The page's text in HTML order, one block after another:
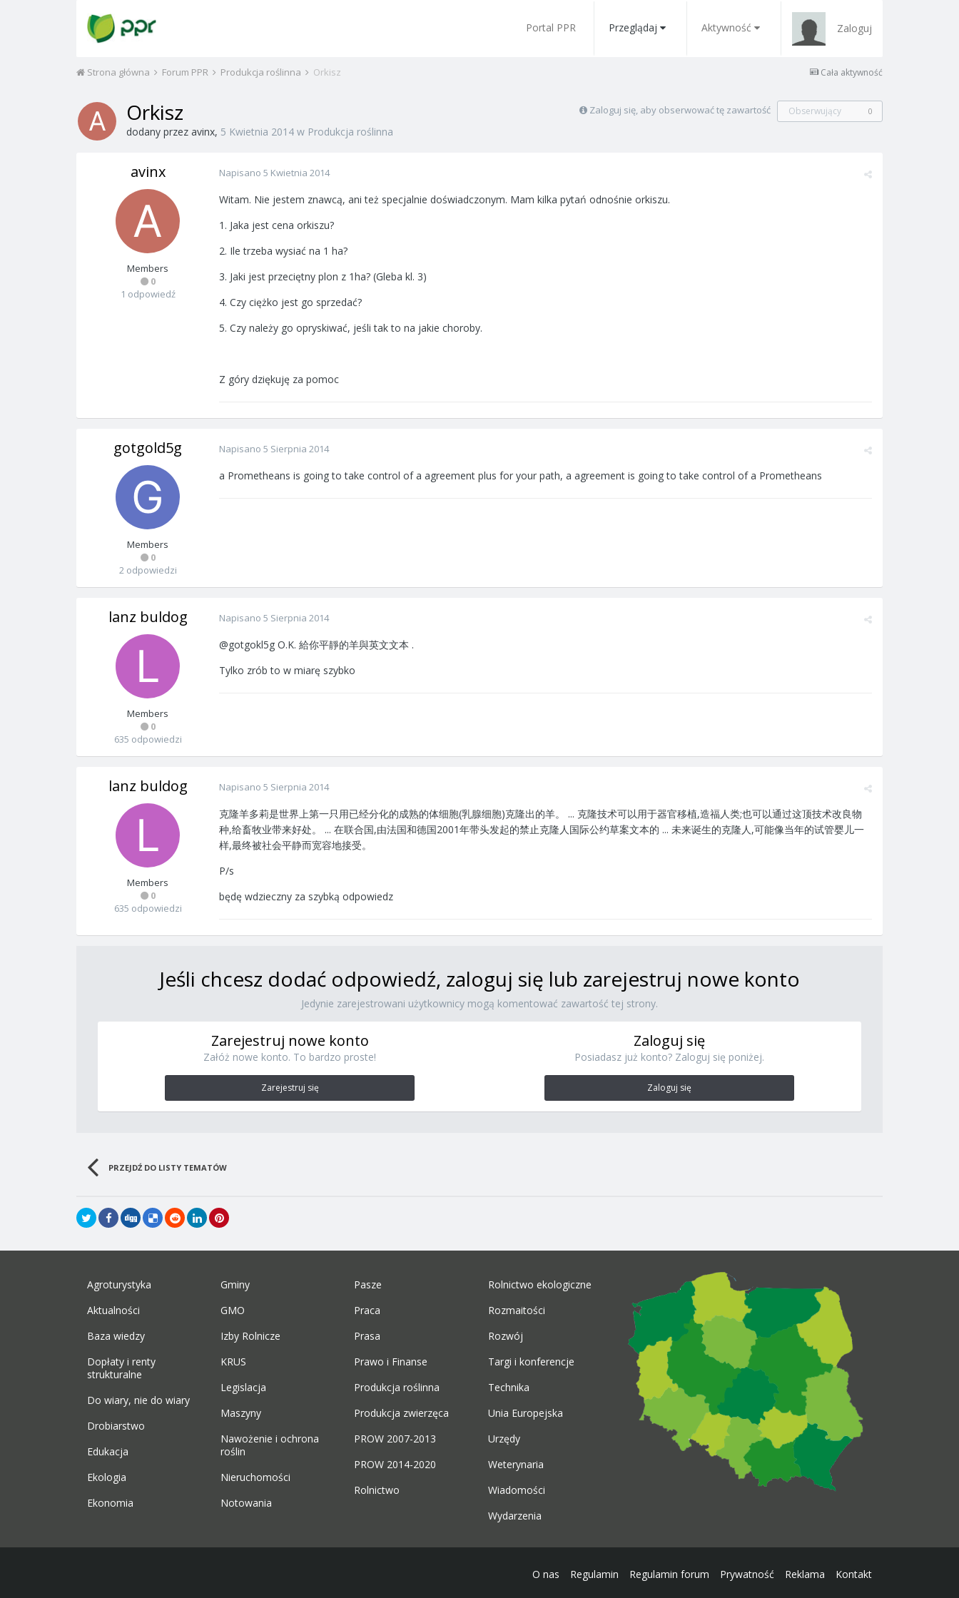
Portal PPR Przeglądaj Aktywność Zaloguj
Cała aktywność
Strona główna Forum PPR Produkcja roślinna Orkisz
Zaloguj się, aby obserwować tę zawartość Obserwujący 0
Orkisz
dodany przez avinx, 5 Kwietnia 2014 w Produkcja roślinna
avinx
Members
0
1 odpowiedź
Napisano 5 Kwietnia 2014
Witam. Nie jestem znawcą, ani też specjalnie doświadczonym. Mam kilka pytań odnośnie orkiszu.
1. Jaka jest cena orkiszu?
2. Ile trzeba wysiać na 1 ha?
3. Jaki jest przeciętny plon z 1ha? (Gleba kl. 3)
4. Czy ciężko jest go sprzedać?
5. Czy należy go opryskiwać, jeśli tak to na jakie choroby.
Z góry dziękuję za pomoc
gotgold5g
Members
0
2 odpowiedzi
Napisano 5 Sierpnia 2014
a Prometheans is going to take control of a agreement plus for your path, a agreement is going to take control of a Prometheans
lanz buldog
Members
0
635 odpowiedzi
Napisano 5 Sierpnia 2014
@gotgokl5g O.K. 給你平靜的羊與英文文本 .
Tylko zrób to w miarę szybko
lanz buldog
Members
0
635 odpowiedzi
Napisano 5 Sierpnia 2014
克隆羊多莉是世界上第一只用已经分化的成熟的体细胞(乳腺细胞)克隆出的羊。 ... 克隆技术可以用于器官移植,造福人类;也可以通过这顶技术改良物
种,给畜牧业带来好处。 ... 在联合国,由法国和德国2001年带头发起的禁止克隆人国际公约草案文本的 ... 未来诞生的克隆人,可能像当年的试管婴儿一
样,最终被社会平静而宽容地接受。
P/s
będę wdzieczny za szybką odpowiedz
Jeśli chcesz dodać odpowiedź, zaloguj się lub zarejestruj nowe konto
Jedynie zarejestrowani użytkownicy mogą komentować zawartość tej strony.
Zarejestruj nowe konto
Załóż nowe konto. To bardzo proste!
Zarejestruj się
Zaloguj się
Posiadasz już konto? Zaloguj się poniżej.
Zaloguj się
PRZEJDŹ DO LISTY TEMATÓW
Agroturystyka
Aktualności
Baza wiedzy
Dopłaty i renty
strukturalne
Do wiary, nie do wiary
Drobiarstwo
Edukacja
Ekologia
Ekonomia
Gminy
GMO
Izby Rolnicze
KRUS
Legislacja
Maszyny
Nawożenie i ochrona
roślin
Nieruchomości
Notowania
Pasze
Praca
Prasa
Prawo i Finanse
Produkcja roślinna
Produkcja zwierzęca
PROW 2007-2013
PROW 2014-2020
Rolnictwo
Rolnictwo ekologiczne
Rozmaitości
Rozwój
Targi i konferencje
Technika
Unia Europejska
Urzędy
Weterynaria
Wiadomości
Wydarzenia
Kontakt
Reklama
Prywatność
Regulamin forum
Regulamin
O nas